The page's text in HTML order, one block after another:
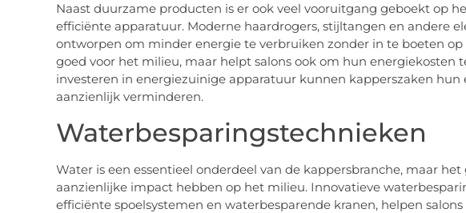
Naast duurzame producten is er ook veel vooruitgang geboekt op
efficiënte apparatuur. Moderne haardrogers, stijltangen en andere
ontworpen om minder energie te verbruiken zonder in te boeten op
goed voor het milieu, maar helpt salons ook om hun energiekosten
investeren in energiezuinige apparatuur kunnen kapperszaken hun
aanzienlijk verminderen.
Waterbesparingstechnieken
Water is een essentieel onderdeel van de kappersbranche, maar
aanzienlijke impact hebben op het milieu. Innovatieve
efficiënte spoelsystemen en waterbesparende kranen, helpen